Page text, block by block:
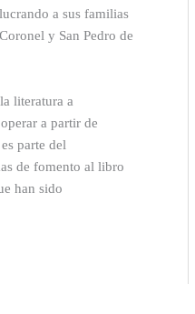
a sus familias
y San Pedro de
literatura a
a partir de
parte del
de fomento al libro
han sido